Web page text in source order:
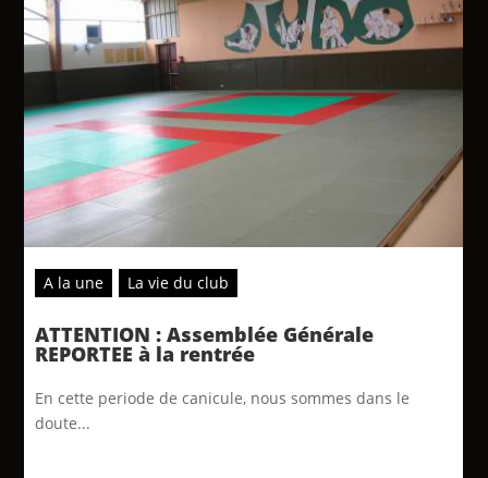
A la une La vie du club
ATTENTION : Assemblée Générale
REPORTEE à la rentrée
En cette periode de canicule, nous sommes dans le
doute...